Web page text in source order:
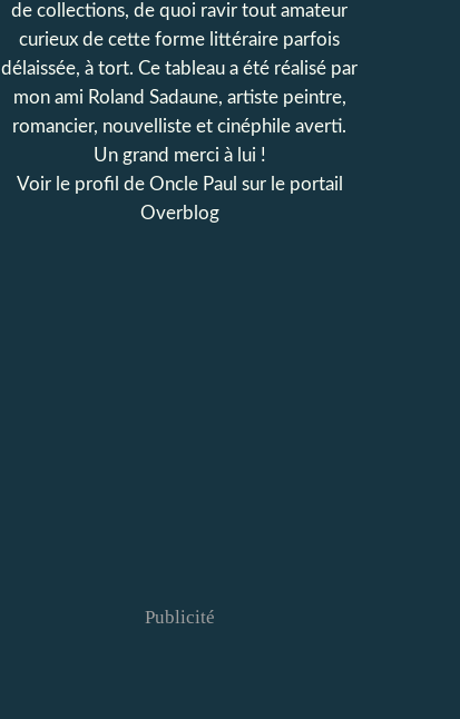
de collections, de quoi ravir tout amateur
curieux de cette forme littéraire parfois
délaissée, à tort. Ce tableau a été réalisé par
mon ami Roland Sadaune, artiste peintre,
romancier, nouvelliste et cinéphile averti.
Un grand merci à lui !
Voir le profil de Oncle Paul sur le portail
Overblog
Publicité